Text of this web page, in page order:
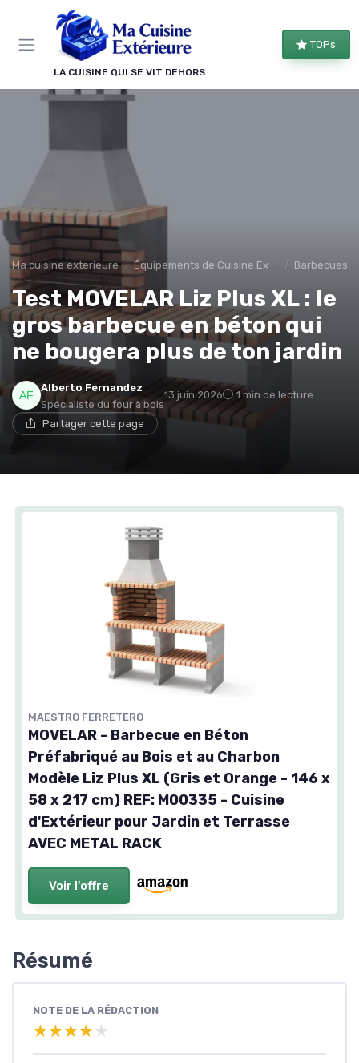
LA CUISINE QUI SE VIT DEHORS
TOPs
Ma cuisine exterieure Équipements de Cuisine Extérieure Barbecues
Test MOVELAR Liz Plus XL : le
gros barbecue en béton qui
ne bougera plus de ton jardin
Alberto Fernandez
Spécialiste du four à bois
13 juin 2026 1 min de lecture
Partager cette page
MAESTRO FERRETERO
MOVELAR - Barbecue en Béton
Préfabriqué au Bois et au Charbon
Modèle Liz Plus XL (Gris et Orange - 146 x
58 x 217 cm) REF: M00335 - Cuisine
d'Extérieur pour Jardin et Terrasse
AVEC METAL RACK
Voir l'offre
Résumé
NOTE DE LA RÉDACTION
★★★★★
★★★★★
Panneau de gestion des cookies